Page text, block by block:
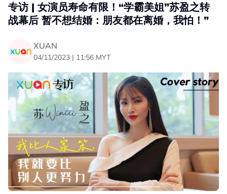
专访 | 女演员寿命有限！“学霸美姐”苏盈之转
战幕后 暂不想结婚：朋友都在离婚，我怕！”
XUAN
04/11/2023 | 11:56 MYT